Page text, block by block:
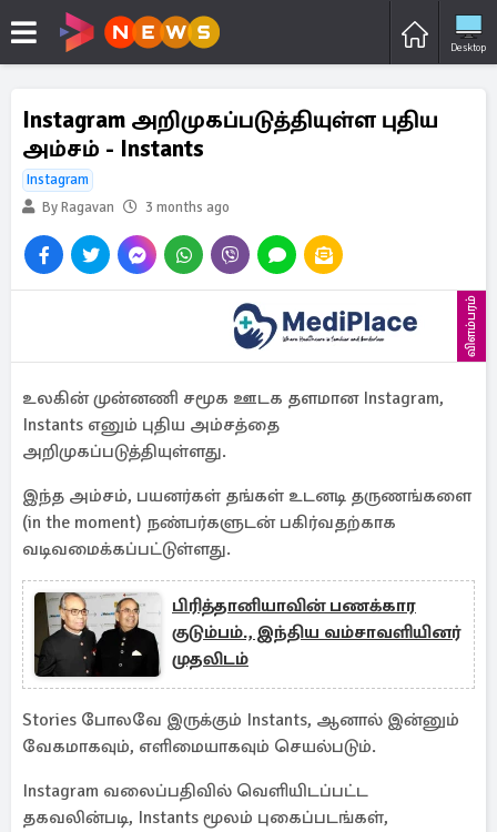
Desktop
Instagram அறிமுகப்படுத்தியுள்ள புதிய
அம்சம் - Instants
Instagram
By Ragavan
3 months ago
விளம்பரம்
உலகின் முன்னணி சமூக ஊடக தளமான Instagram,
Instants எனும் புதிய அம்சத்தை
அறிமுகப்படுத்தியுள்ளது.
இந்த அம்சம், பயனர்கள் தங்கள் உடனடி தருணங்களை
(in the moment) நண்பர்களுடன் பகிர்வதற்காக
வடிவமைக்கப்பட்டுள்ளது.
பிரித்தானியாவின் பணக்கார
குடும்பம்., இந்திய வம்சாவளியினர்
முதலிடம்
Stories போலவே இருக்கும் Instants, ஆனால் இன்னும்
வேகமாகவும், எளிமையாகவும் செயல்படும்.
Instagram வலைப்பதிவில் வெளியிடப்பட்ட
தகவலின்படி, Instants மூலம் புகைப்படங்கள்,